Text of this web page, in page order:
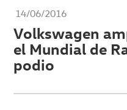
14/06/2016
Volkswagen
el Mundial de
podio